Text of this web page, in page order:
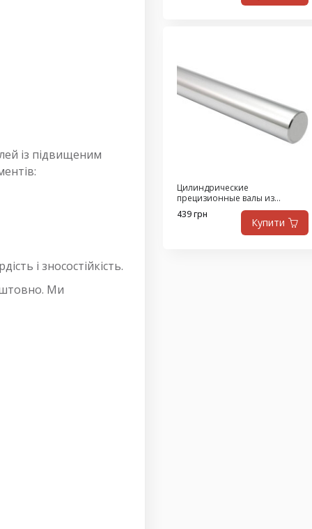
із підвищеним
і зносостійкість.
Ми
Цилиндрические
прецизионные валы из
нержавеющей стали WRA6
диаметром 6 мм, цена за 1 м
439 грн
Купити